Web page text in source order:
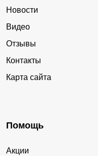
Новости
Видео
Отзывы
Контакты
Карта сайта
Помощь
Акции